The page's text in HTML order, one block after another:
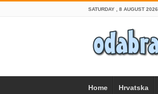
SATURDAY , 8 AUGUST 2026
Home Hrvatska